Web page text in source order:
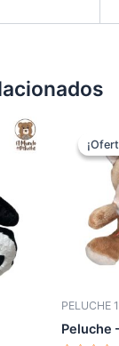
PELUCHE
Peluche
era: